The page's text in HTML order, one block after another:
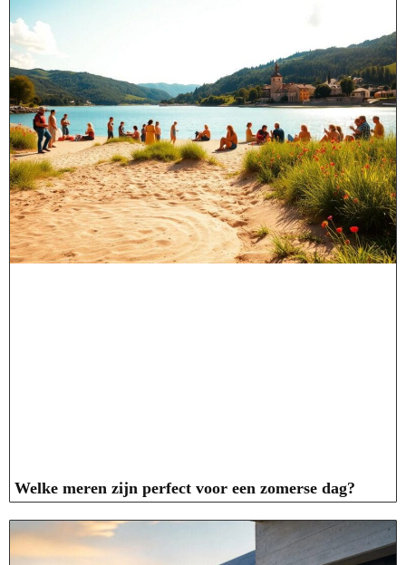
Welke meren zijn perfect voor een zomerse dag?